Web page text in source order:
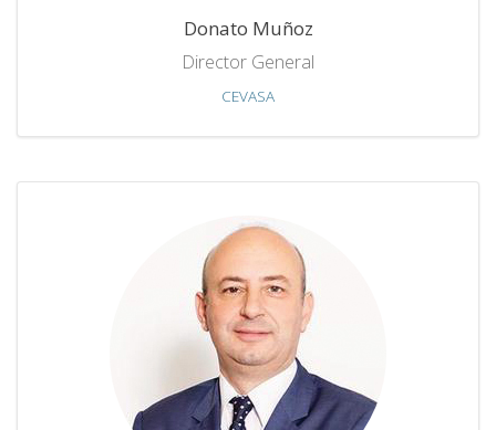
Donato Muñoz
Director General
CEVASA